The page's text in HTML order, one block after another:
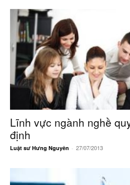
Lĩnh vực ngành nghề
định
Luật sư Hưng Nguyên - 27/07/2013